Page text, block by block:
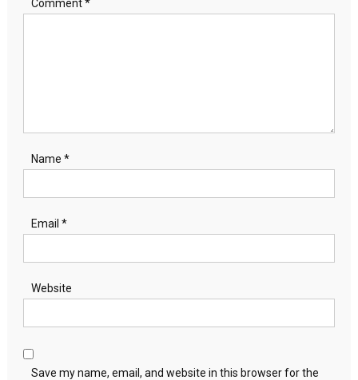
Comment*
Name *
Email *
Website
Save my name, email, and website in this browser for the